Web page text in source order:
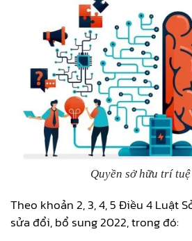
Quyền sở hữu trí
Theo khoản 2, 3, 4, 5 Điều 4 Luật
sửa đổi, bổ sung 2022, trong đó: